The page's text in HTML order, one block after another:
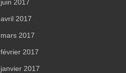
juin 2017
avril 2017
mars 2017
février 2017
janvier 2017